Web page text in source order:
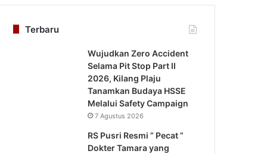
Terbaru
Wujudkan Zero Accident
Selama Pit Stop Part II
2026, Kilang Plaju
Tanamkan Budaya HSSE
Melalui Safety Campaign
7 Agustus 2026
RS Pusri Resmi ” Pecat ”
Dokter Tamara yang